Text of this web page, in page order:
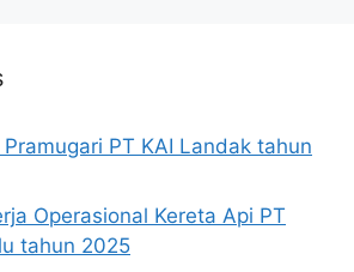
PT KAI Landak tahun
Operasional Kereta Api PT
tahun 2025